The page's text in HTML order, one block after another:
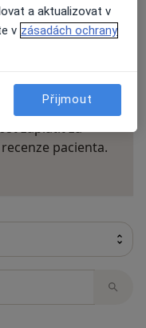
nás důležité.
zaplatit za
pacienta.
a aktualizovat v
v zásadách ochrany
Přijmout